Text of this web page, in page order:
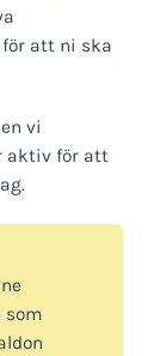
att ni ska
vi
aktiv för att
som